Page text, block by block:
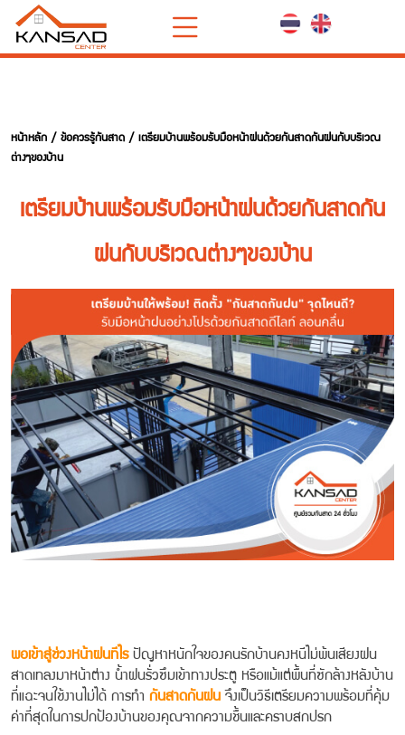
หน้าหลัก/ข้อควรรู้กันสาด/ เตรียมบ้านพร้อมรับมือหน้าฝนด้วยกันสาดกันฝนกับบริเวณ
ต่างๆของบ้าน
เตรียมบ้านพร้อมรับมือหน้าฝนด้วยกันสาดกัน
ฝนกับบริเวณต่างๆของบ้าน
พอเข้าสู่ช่วงหน้าฝนทีไรปัญหาหนักใจของคนรักบ้านคงหนีไม่พ้นเสียงฝน
สาดเทลงมาหน้าต่าง น้ำฝนรั่วซึมเข้าทางประตู หรือแม้แต่พื้นที่ซักล้างหลังบ้าน
ที่แฉะจนใช้งานไม่ได้ การทำกันสาดกันฝนจึงเป็นวิธีเตรียมความพร้อมที่คุ้ม
ค่าที่สุดในการปกป้องบ้านของคุณจากความชื้นและคราบสกปรก